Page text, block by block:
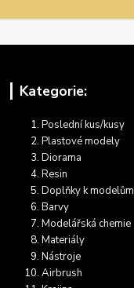
Kategorie:
Poslední kus/kusy
Plastové modely
Diorama
Resin
Doplňky k modelům
Barvy
Modelářská chemie
Materiály
Nástroje
Airbrush